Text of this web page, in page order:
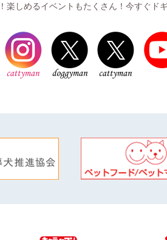
楽しめるイベントもたくさん！今すぐド